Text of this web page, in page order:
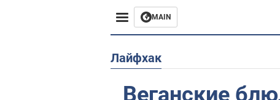
MAIN
Европа
Лайфхак
Веганские